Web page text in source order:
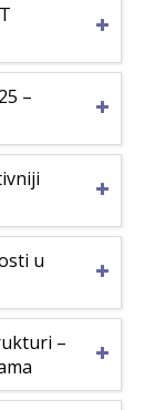
–
u
–